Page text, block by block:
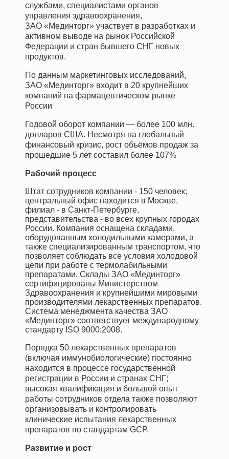
службами, специалистами органов
управления здравоохранения,
ЗАО «Мединторг» участвует в разработках и
активном выводе на рынок Российской
Федерации и стран бывшего СНГ новых
продуктов.
По данным маркетинговых исследований,
ЗАО «Мединторг» входит в 20 крупнейших
компаний на фармацевтическом рынке
России
Годовой оборот компании — более 100 млн.
долларов США. Несмотря на глобальный
финансовый кризис, рост объёмов продаж за
прошедшие 5 лет составил более 107%
Рабочий процесс
Штат сотрудников компании - 150 человек;
центральный офис находится в Москве,
филиал - в Санкт-Петербурге,
представительства - во всех крупных городах
России. Компания оснащена складами,
оборудованным холодильными камерами, а
также специализированным транспортом, что
позволяет соблюдать все условия холодовой
цепи при работе с термолабильными
препаратами. Склады ЗАО «Мединторг»
сертифицированы Министерством
Здравоохранения и крупнейшими мировыми
производителями лекарственных препаратов.
Система менеджмента качества ЗАО
«Мединторг» соответствует международному
стандарту ISO 9000:2008.
Порядка 50 лекарственных препаратов
(включая иммунобиологические) постоянно
находится в процессе государственной
регистрации в России и странах СНГ;
высокая квалификация и большой опыт
работы сотрудников отдела также позволяют
организовывать и контролировать
клинические испытания лекарственных
препаратов по стандартам GCP.
Развитие и рост